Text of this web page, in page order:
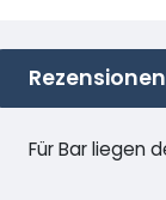
Für Bar liegen